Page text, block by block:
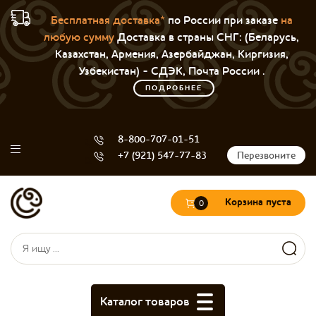
Бесплатная доставка*по России при заказе на
любую суммуДоставка в страны СНГ: (Беларусь,
Казахстан, Армения, Азербайджан, Киргизия,
Узбекистан) - СДЭК, Почта России .
ПОДРОБНЕЕ
8-800-707-01-51
+7 (921) 547-77-83
Перезвоните
Форма поиска
Поиск
0 Корзина пуста
Каталог товаров